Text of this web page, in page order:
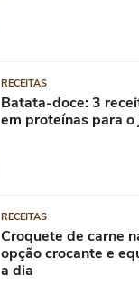
RECEITAS
Batata-doce: 3
em proteínas para
RECEITAS
Croquete de carne
opção crocante e
a dia